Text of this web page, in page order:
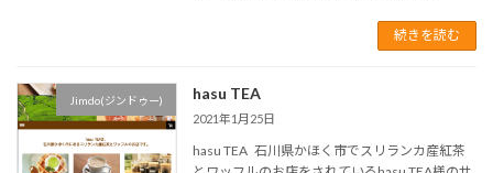
続きを読む
Jimdo(ジンドゥー) hasu TEA
2021年1月25日
hasu TEA 石川県かほく市でスリランカ産紅茶